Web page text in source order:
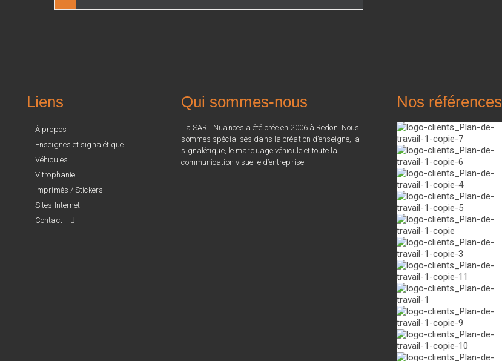
Liens
À propos
Enseignes et signalétique
Véhicules
Vitrophanie
Imprimés / Stickers
Sites Internet
Contact
Qui sommes-nous
La SARL Nuances a été crée en 2006 à Redon. Nous
sommes spécialisés dans la création d’enseigne, la
signalétique, le marquage véhicule et toute la
communication visuelle d’entreprise.
Nos références